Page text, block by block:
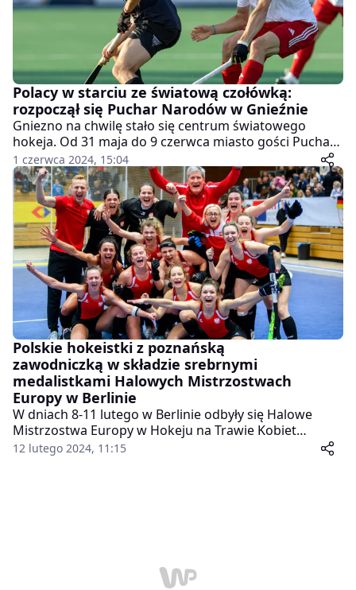
Polacy w starciu ze światową czołówką:
rozpoczął się Puchar Narodów w Gnieźnie
Gniezno na chwilę stało się centrum światowego
hokeja. Od 31 maja do 9 czerwca miasto gości Puchar
Narodów, gdzie dziewięć drużyn z różnych zakątków
globu rywalizuje o jedno miejsce w prestiżowej FIH Pro
League. Wśród uczestników znalazła się również
reprezentacja Polski, która ma za sobą pierwsze
emocjonujące spotkania.
1 czerwca 2024, 15:04
Polskie hokeistki z poznańską
zawodniczką w składzie srebrnymi
medalistkami Halowych Mistrzostwach
Europy w Berlinie
W dniach 8-11 lutego w Berlinie odbyły się Halowe
Mistrzostwa Europy w Hokeju na Trawie Kobiet
(EuroHockey Indoor Championship Women), gdzie
reprezentacja Polski zdobyła srebrny medal,
12 lutego 2024, 11:15